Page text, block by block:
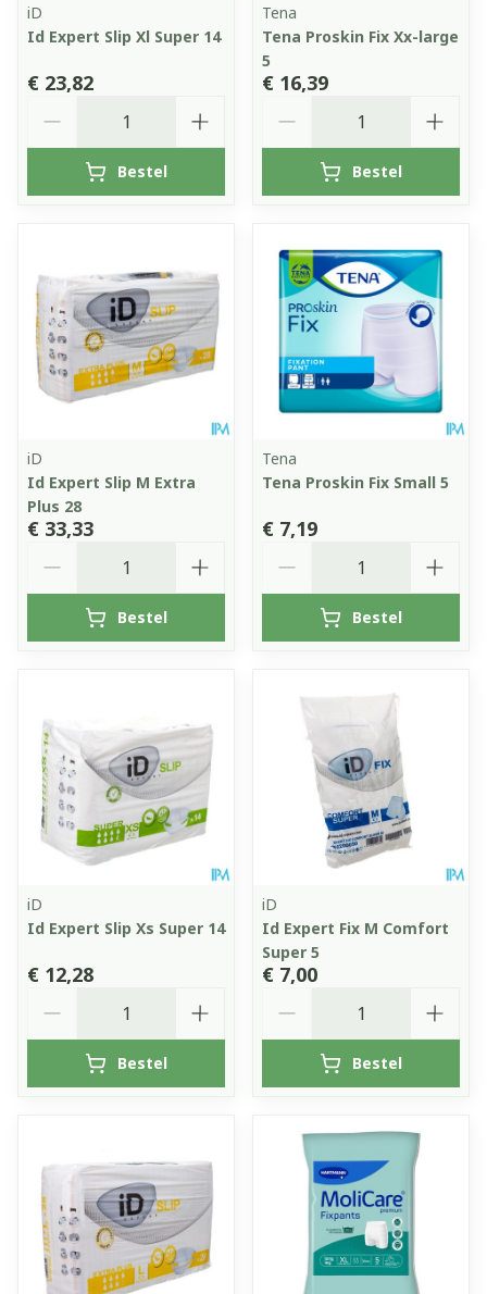
iD
Id Expert Slip Xl Super 14
€ 23,82
Bestel
Tena
Tena Proskin Fix Xx-large
5
€ 16,39
Bestel
iD
Id Expert Slip M Extra
Plus 28
€ 33,33
Bestel
Tena
Tena Proskin Fix Small 5
€ 7,19
Bestel
iD
Id Expert Slip Xs Super 14
€ 12,28
Bestel
iD
Id Expert Fix M Comfort
Super 5
€ 7,00
Bestel